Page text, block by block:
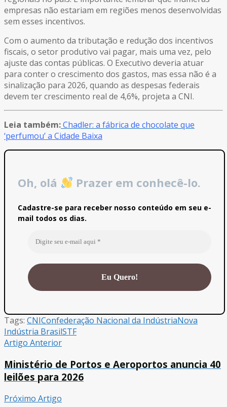
empresas não estariam em regiões menos desenvolvidas
sem esses incentivos.
Com o aumento da tributação e redução dos incentivos
fiscais, o setor produtivo vai pagar, mais uma vez, pelo
ajuste das contas públicas. O Executivo deveria atuar
para conter o crescimento dos gastos, mas essa não é a
sinalização para 2026, quando as despesas federais
devem ter crescimento real de 4,6%, projeta a CNI.
Leia também:Chadler: a fábrica de chocolate que
‘perfumou’ a Cidade Baixa
Oh, olá Prazer em conhecê-lo.
Cadastre-se para receber nosso conteúdo em seu e-
mail todos os dias.
Tags: CNIConfederação Nacional da IndústriaNova
Indústria BrasilSTF
Artigo Anterior
Ministério de Portos e Aeroportos anuncia 40
leilões para 2026
Próximo Artigo